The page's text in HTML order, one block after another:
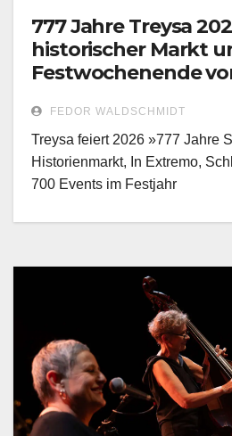
777 Jahre Treysa
historischer Markt
Festwochenende
FEDOR WALDSCHMIDT
Treysa feiert 2026 »777 Jahre
Historienmarkt, In Extremo,
700 Events im Festjahr